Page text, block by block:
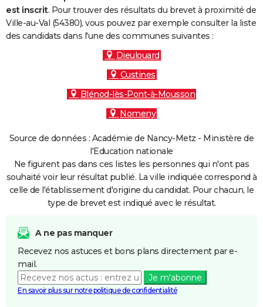
FORUM
est inscrit. Pour trouver des résultats du brevet à proximité de
Ville-au-Val (54380), vous pouvez par exemple consulter la liste
des candidats dans l'une des communes suivantes :
Dieulouard
Custines
Blénod-lès-Pont-à-Mousson
Nomeny
Source de données : Académie de Nancy-Metz - Ministère de
l'Education nationale
Ne figurent pas dans ces listes les personnes qui n'ont pas
souhaité voir leur résultat publié. La ville indiquée correspond à
celle de l'établissement d'origine du candidat. Pour chacun, le
type de brevet est indiqué avec le résultat.
A ne pas manquer
Recevez nos astuces et bons plans directement par e-
mail.
Je m'abonne
En savoir plus sur notre politique de confidentialité